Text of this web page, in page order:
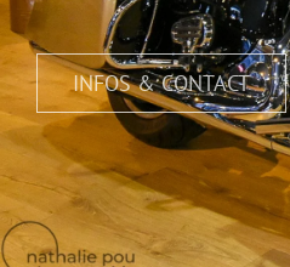
INFOS & CONTACT